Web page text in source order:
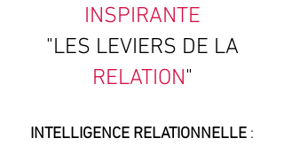
INSPIRANTE
"LES LEVIERS DE LA
RELATION"
INTELLIGENCE RELATIONNELLE :